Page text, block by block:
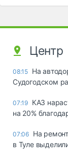
Центр
08:15 На
Судогодском
07:19 КАЗ
на 20%
07:06 На
в Туле